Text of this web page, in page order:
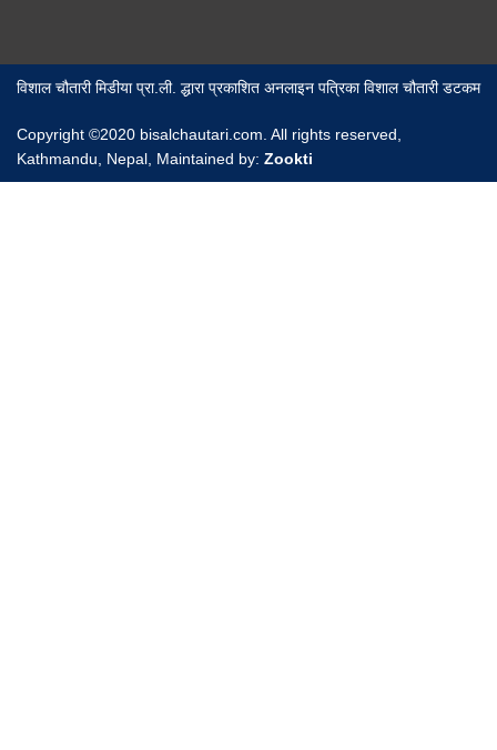
विशाल चौतारी मिडीया प्रा.ली. द्धारा प्रकाशित अनलाइन पत्रिका विशाल चौतारी डटकम
Copyright ©2020 bisalchautari.com. All rights reserved,
Kathmandu, Nepal, Maintained by: Zookti